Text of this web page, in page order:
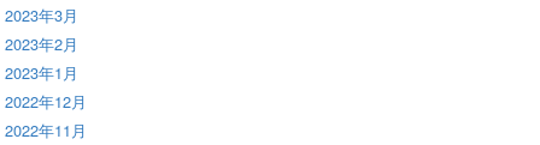
2023年3月
2023年2月
2023年1月
2022年12月
2022年11月